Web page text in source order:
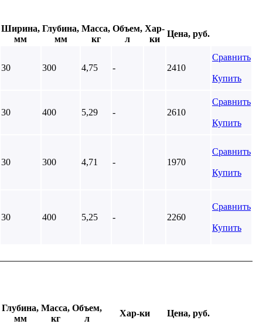
Ширина,
мм
Глубина,
мм
Масса,
кг
Объем,
л
Хар-
ки
Цена, руб.
30 300 4,75 - 2410
Сравнить
Купить
30 400 5,29 - 2610
Сравнить
Купить
30 300 4,71 - 1970
Сравнить
Купить
30 400 5,25 - 2260
Сравнить
Купить
Глубина,
мм
Масса,
кг
Объем,
л
Хар-ки Цена, руб.